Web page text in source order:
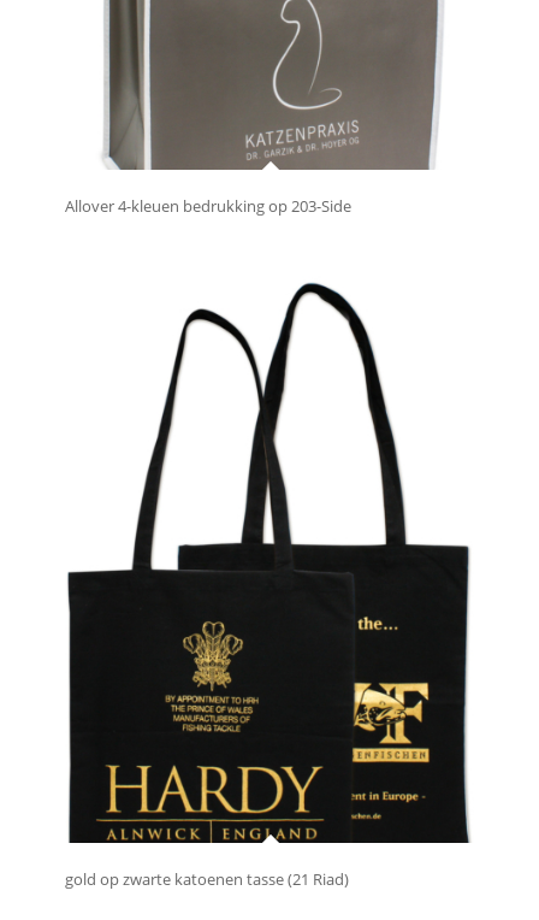
Allover 4-kleuen bedrukking op 203-Side
gold op zwarte katoenen tasse (21 Riad)